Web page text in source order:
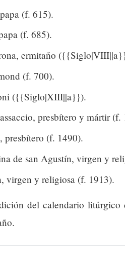
(f. 615).
(f. 685).
ermitaño
(f. 700).
({{Siglo|XIII||a}}).
presbítero y mártir (f.
presbítero (f. 1490).
de san Agustín, virgen y
virgen y religiosa (f. 1913).
del calendario